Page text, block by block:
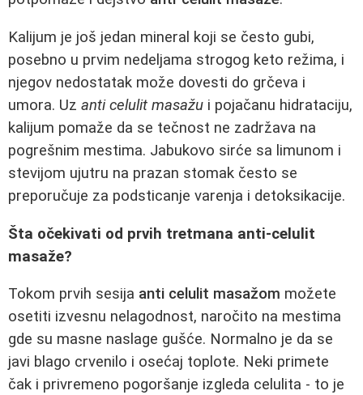
Kalijum je još jedan mineral koji se često gubi,
posebno u prvim nedeljama strogog keto režima, i
njegov nedostatak može dovesti do grčeva i
umora. Uz anti celulit masažu i pojačanu hidrataciju,
kalijum pomaže da se tečnost ne zadržava na
pogrešnim mestima. Jabukovo sirće sa limunom i
stevijom ujutru na prazan stomak često se
preporučuje za podsticanje varenja i detoksikacije.
Šta očekivati od prvih tretmana anti-celulit
masaže?
Tokom prvih sesija anti celulit masažom možete
osetiti izvesnu nelagodnost, naročito na mestima
gde su masne naslage gušće. Normalno je da se
javi blago crvenilo i osećaj toplote. Neki primete
čak i privremeno pogoršanje izgleda celulita - to je